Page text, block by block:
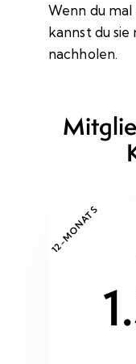
Wenn du
kannst du
nachholen.
12-MONATS